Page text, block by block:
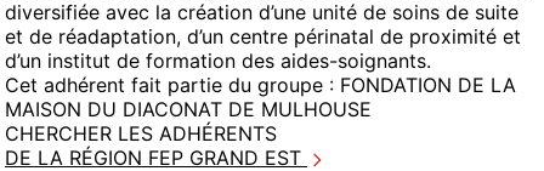
diversifiée avec la création d’une unité de soins de suite
et de réadaptation, d’un centre périnatal de proximité et
d’un institut de formation des aides-soignants.
Cet adhérent fait partie du groupe : FONDATION DE LA
MAISON DU DIACONAT DE MULHOUSE
CHERCHER LES ADHÉRENTS
DE LA RÉGION FEP GRAND EST